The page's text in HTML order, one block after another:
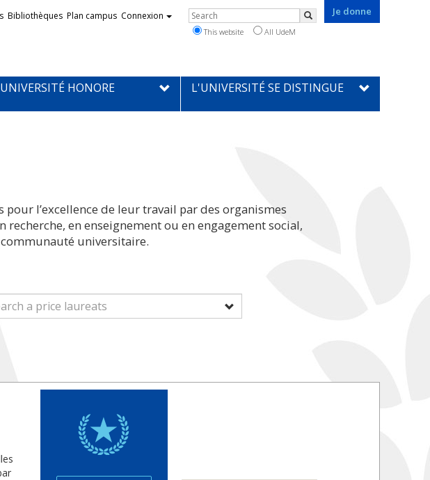
Je donne
Bibliothèques Plan campus Connexion Rechercher
Search
This website All UdeM
HONORE L'UNIVERSITÉ SE DISTINGUE
l’excellence de leur travail par des organismes
en enseignement ou en engagement social,
universitaire.